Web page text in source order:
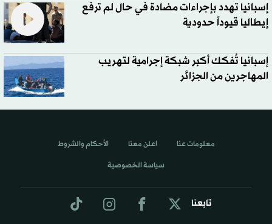
إسبانيا تهدد بإجراءات مضادة في حال لم ترفع
إيطاليا قيوداً حدودية
إسبانيا تُفكك أكبر شبكة إجرامية لتهريب
المهاجرين من الجزائر
تابعنا
معلومات عنا اعلن معنا الأحكام والشروط
سياسة الخصوصية